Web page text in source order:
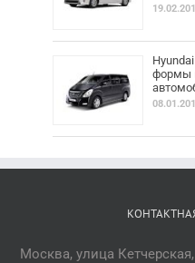
формы
Москва, улица